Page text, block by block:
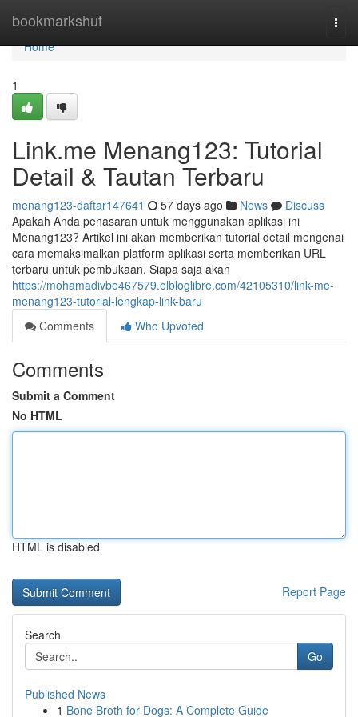
bookmarkshut
Home
Home
1
Link.me Menang123: Tutorial
Detail & Tautan Terbaru
menang123-daftar147641 57 days ago News
Discuss
Apakah Anda penasaran untuk menggunakan aplikasi ini
Menang123? Artikel ini akan memberikan tutorial detail mengenai
cara memaksimalkan platform aplikasi serta memberikan URL
terbaru untuk pembukaan. Siapa saja akan
https://mohamadivbe467579.elbloglibre.com/42105310/link-me-
menang123-tutorial-lengkap-link-baru
Comments
Who Upvoted
Comments
Submit a Comment
No HTML
HTML is disabled
Report Page
Search
Go
Published News
1 Bone Broth for Dogs: A Complete Guide